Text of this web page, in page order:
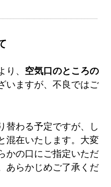
、 空気口のところの
いますが、不良ではご
替わる予定ですが、し
混在いたします。大変
かの口にご指定いただ
あらかじめご了承くだ